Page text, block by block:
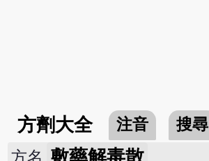
方劑大全 注音 搜尋
方名